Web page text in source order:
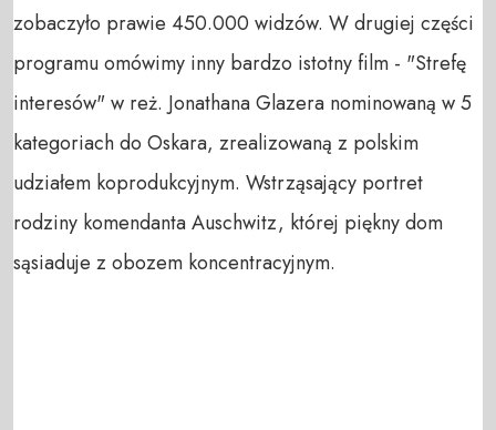
zobaczyło prawie 450.000 widzów. W drugiej części
programu omówimy inny bardzo istotny film - "Strefę
interesów" w reż. Jonathana Glazera nominowaną w 5
kategoriach do Oskara, zrealizowaną z polskim
udziałem koprodukcyjnym. Wstrząsający portret
rodziny komendanta Auschwitz, której piękny dom
sąsiaduje z obozem koncentracyjnym.